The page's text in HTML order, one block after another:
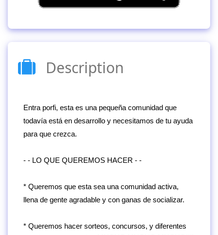
Description
Entra porfi, esta es una pequeña comunidad que
todavía está en desarrollo y necesitamos de tu ayuda
para que crezca.
- - LO QUE QUEREMOS HACER - -
* Queremos que esta sea una comunidad activa,
llena de gente agradable y con ganas de socializar.
* Queremos hacer sorteos, concursos, y diferentes